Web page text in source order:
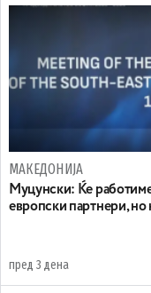
МАКЕДОНИЈА
Муцунски: Ќе
европски партнери, но
пред 3 дена